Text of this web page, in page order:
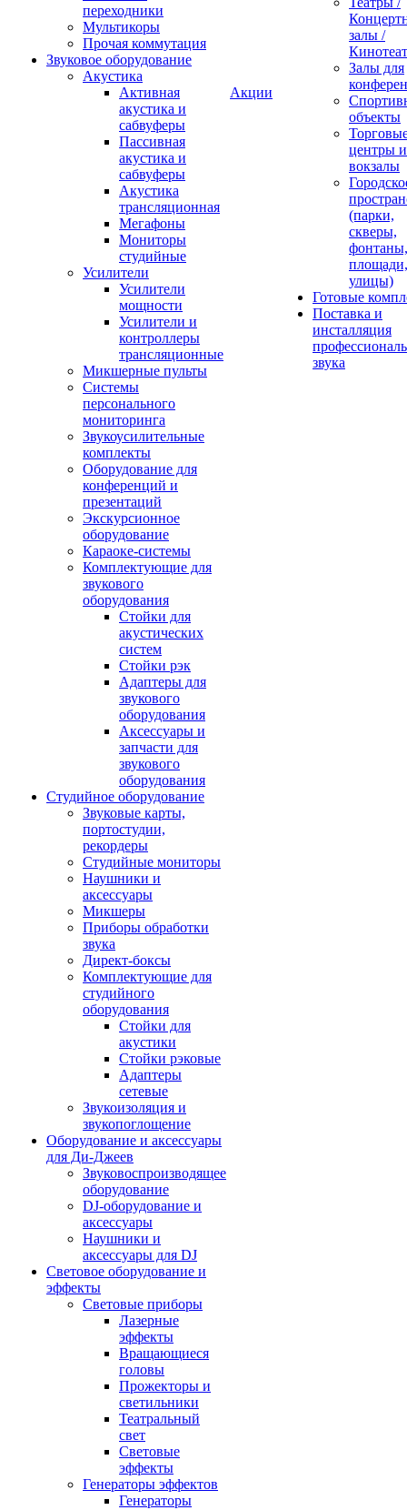
переходники
Мультикоры
Прочая коммутация
Звуковое оборудование
Акустика
Активная
акустика и
сабвуферы
Пассивная
акустика и
сабвуферы
Акустика
трансляционная
Мегафоны
Мониторы
студийные
Усилители
Усилители
мощности
Усилители и
контроллеры
трансляционные
Микшерные пульты
Системы
персонального
мониторинга
Звукоусилительные
комплекты
Оборудование для
конференций и
презентаций
Экскурсионное
оборудование
Караоке-системы
Комплектующие для
звукового
оборудования
Стойки для
акустических
систем
Стойки рэк
Адаптеры для
звукового
оборудования
Аксессуары и
запчасти для
звукового
оборудования
Студийное оборудование
Звуковые карты,
портостудии,
рекордеры
Студийные мониторы
Наушники и
аксессуары
Микшеры
Приборы обработки
звука
Директ-боксы
Комплектующие для
студийного
оборудования
Стойки для
акустики
Стойки рэковые
Адаптеры
сетевые
Звукоизоляция и
звукопоглощение
Оборудование и аксессуары
для Ди-Джеев
Звуковоспроизводящее
оборудование
DJ-оборудование и
аксессуары
Наушники и
аксессуары для DJ
Световое оборудование и
эффекты
Световые приборы
Лазерные
эффекты
Вращающиеся
головы
Прожекторы и
светильники
Театральный
свет
Световые
эффекты
Генераторы эффектов
Генераторы
Акции
залы /
Залы для
объекты
центры и
вокзалы
(парки,
скверы,
фонтаны,
площади,
улицы)
Готовые
Поставка и
инсталляция
звука